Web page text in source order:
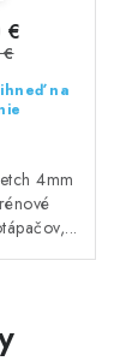
na
€
4mm